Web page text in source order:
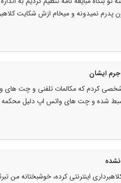
نمیدونه و میخام ازش شکایت
ایشان
کردم که مکالمات تلفنی و چت های
شده و چت های واتس اپ دلیل
نشده
اینترنتی کرده، خوشبختانه من